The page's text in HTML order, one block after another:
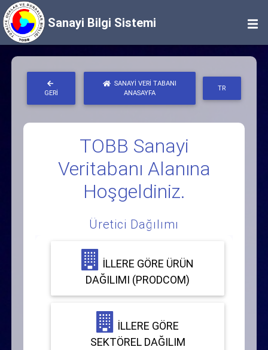
Sanayi Bilgi Sistemi
GERI
SANAYI VERI TABANI
ANASAYFA
TR
TOBB Sanayi
Veritabanı Alanına
Hoşgeldiniz.
Üretici Dağılımı
İLLERE GÖRE ÜRÜN
DAĞILIMI (PRODCOM)
İLLERE GÖRE
SEKTÖREL DAĞILIM